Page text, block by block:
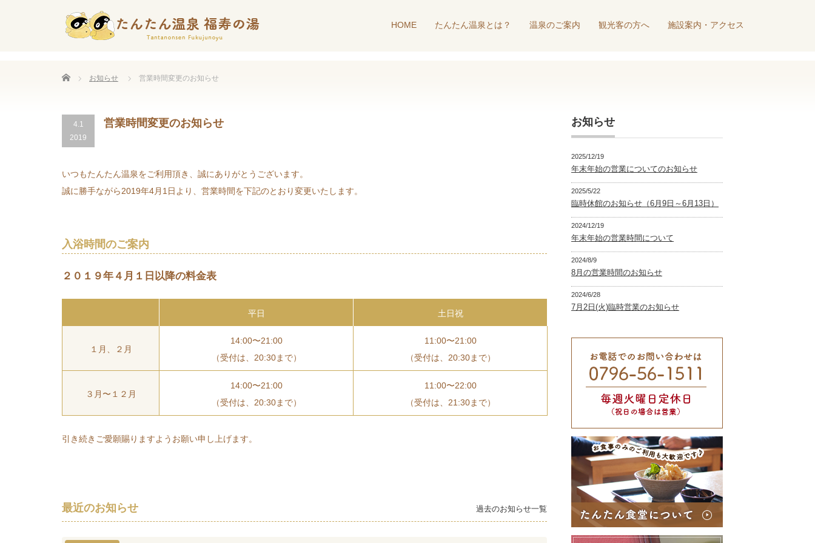
HOME たんたん温泉とは？ 温泉のご案内 観光客の方へ 施設案内・アクセス
Home お知らせ 営業時間変更のお知らせ
4.1
2019
営業時間変更のお知らせ
いつもたんたん温泉をご利用頂き、誠にありがとうございます。
誠に勝手ながら2019年4月1日より、営業時間を下記のとおり変更いたします。
入浴時間のご案内
２０１９年４月１日以降の料金表
平日 土日祝
１月、２月
14:00〜21:00
（受付は、20:30まで）
11:00〜21:00
（受付は、20:30まで）
３月〜１２月
14:00〜21:00
（受付は、20:30まで）
11:00〜22:00
（受付は、21:30まで）
引き続きご愛願賜りますようお願い申し上げます。
最近のお知らせ 過去のお知らせ一覧
お知らせ
2025/12/19
年末年始の営業についてのお知らせ
2025/5/22
臨時休館のお知らせ（6月9日～6月13日）
2024/12/19
年末年始の営業時間について
2024/8/9
8月の営業時間のお知らせ
2024/6/28
7月2日(火)臨時営業のお知らせ